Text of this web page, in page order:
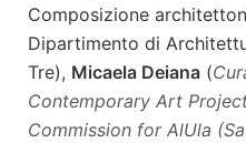
Composizione
Dipartimento di
Tre), Micaela Deiana (
Contemporary Art
Commission for AlUla